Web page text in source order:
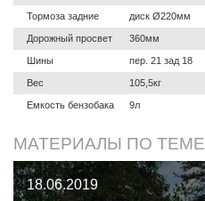
Тормоза задние
Дорожный просвет
Шины
Вес
Емкость бензобака
диск Ø220мм
360мм
пер. 21 зад 18
105,5кг
9л
МАТЕРИАЛЫ ПО ТЕМЕ
18.06.2019